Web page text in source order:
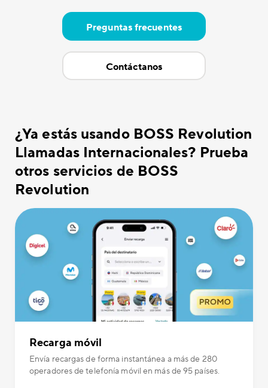
Preguntas frecuentes
Contáctanos
¿Ya estás usando BOSS Revolution
Llamadas Internacionales? Prueba
otros servicios de BOSS
Revolution
Recarga móvil
Envía recargas de forma instantánea a más de 280
operadores de telefonía móvil en más de 95 países.